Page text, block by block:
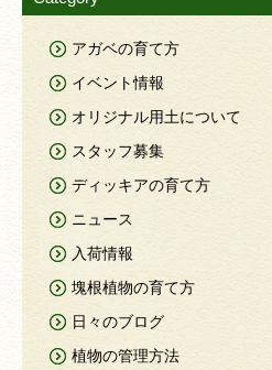
アガベの育て方
イベント情報
オリジナル用土について
スタッフ募集
ディッキアの育て方
ニュース
入荷情報
塊根植物の育て方
日々のブログ
植物の管理方法